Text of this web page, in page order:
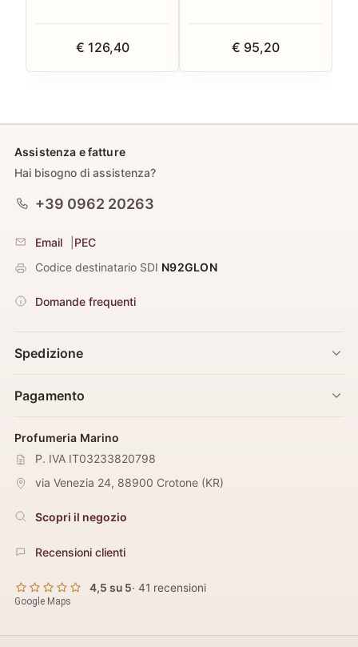
€ 126,40 € 95,20
Assistenza e fatture
Hai bisogno di assistenza?
+39 0962 20263
Email
PEC
Codice destinatario SDI N92GLON
Domande frequenti
Spedizione
Pagamento
Profumeria Marino
P. IVA IT03233820798
via Venezia 24, 88900 Crotone (KR)
Scopri il negozio
Recensioni clienti
4,5 su 5· 41 recensioni
Google Maps